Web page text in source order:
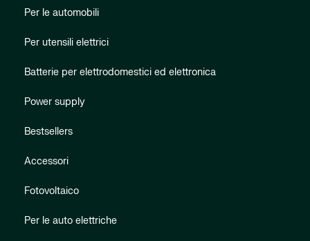
Per le automobili
Per utensili elettrici
Batterie per elettrodomestici ed elettronica
Power supply
Bestsellers
Accessori
Fotovoltaico
Per le auto elettriche